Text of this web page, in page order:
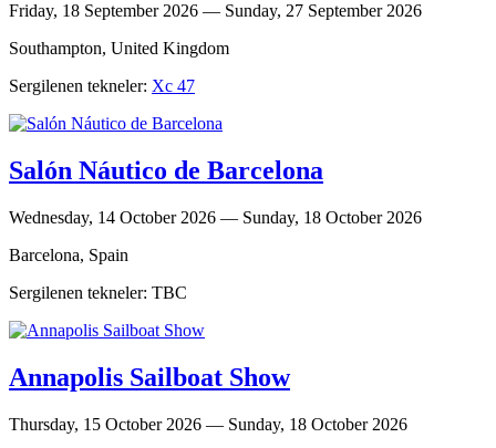
Friday, 18 September 2026 — Sunday, 27 September 2026
Southampton, United Kingdom
Sergilenen tekneler: Xc 47
Salón Náutico de Barcelona
Wednesday, 14 October 2026 — Sunday, 18 October 2026
Barcelona, Spain
Sergilenen tekneler: TBC
Annapolis Sailboat Show
Thursday, 15 October 2026 — Sunday, 18 October 2026